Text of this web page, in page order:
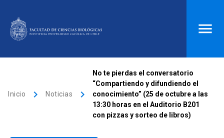
Donaciones launch
Correo
Inicio keyboard_arrow_right Noticias keyboard_arrow_right
No te pierdas el conversatorio
“Compartiendo y difundiendo el
conocimiento” (25 de octubre a las
13:30 horas en el Auditorio B201
con pizzas y sorteo de libros)